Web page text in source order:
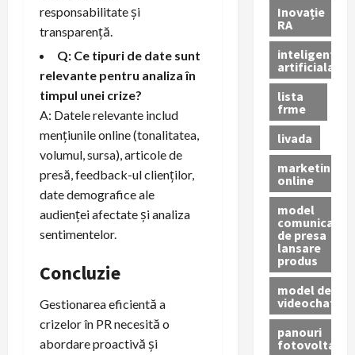
responsabilitate și
transparență.
Q: Ce tipuri de date sunt
relevante pentru analiza în
timpul unei crize?
A: Datele relevante includ
mențiunile online (tonalitatea,
volumul, sursa), articole de
presă, feedback-ul clienților,
date demografice ale
audienței afectate și analiza
sentimentelor.
Concluzie
Gestionarea eficientă a
crizelor în PR necesită o
abordare proactivă și
Inovație
RA
inteligenta
artificiala
lista
frme
livada
marketing
online
model
comunicat
de presa
lansare
produs
model de
videochat
panouri
fotovoltaice